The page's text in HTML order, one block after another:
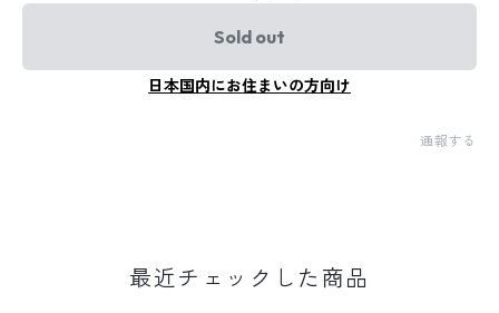
Sold out
日本国内にお住まいの方向け
通報する
最近チェックした商品